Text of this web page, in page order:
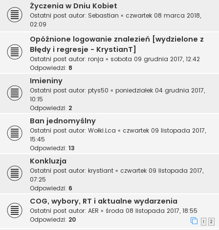
Życzenia w Dniu Kobiet
Ostatni post autor: Sebastian « czwartek 08 marca 2018,
02:09
Opóźnione logowanie znalezień [wydzielone z
Błędy i regresje - KrystianT]
Ostatni post autor: ronja « sobota 09 grudnia 2017, 12:42
Odpowiedzi: 8
Imieniny
Ostatni post autor: ptys50 « poniedziałek 04 grudnia 2017,
10:15
Odpowiedzi: 2
Ban jednomyślny
Ostatni post autor: Wołki.Lca « czwartek 09 listopada 2017,
15:45
Odpowiedzi: 13
Konkluzja
Ostatni post autor: krystiant « czwartek 09 listopada 2017,
07:25
Odpowiedzi: 6
COG, wybory, RT i aktualne wydarzenia
Ostatni post autor: AER « środa 08 listopada 2017, 18:55
Odpowiedzi: 20 1 2